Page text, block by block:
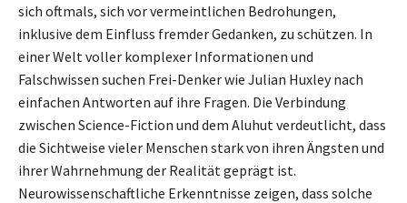
sich oftmals, sich vor vermeintlichen Bedrohungen,
inklusive dem Einfluss fremder Gedanken, zu schützen. In
einer Welt voller komplexer Informationen und
Falschwissen suchen Frei-Denker wie Julian Huxley nach
einfachen Antworten auf ihre Fragen. Die Verbindung
zwischen Science-Fiction und dem Aluhut verdeutlicht, dass
die Sichtweise vieler Menschen stark von ihren Ängsten und
ihrer Wahrnehmung der Realität geprägt ist.
Neurowissenschaftliche Erkenntnisse zeigen, dass solche